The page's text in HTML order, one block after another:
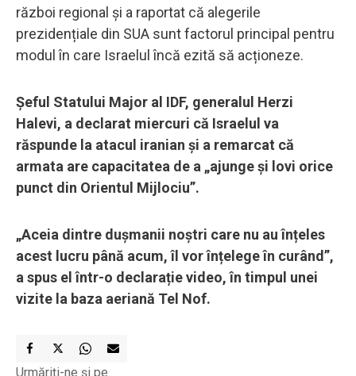
război regional și a raportat că alegerile
prezidențiale din SUA sunt factorul principal pentru
modul în care Israelul încă ezită să acționeze.
Șeful Statului Major al IDF, generalul Herzi
Halevi, a declarat miercuri că Israelul va
răspunde la atacul iranian și a remarcat că
armata are capacitatea de a „ajunge și lovi orice
punct din Orientul Mijlociu”.
„Aceia dintre dușmanii noștri care nu au înțeles
acest lucru până acum, îl vor înțelege în curând”,
a spus el într-o declarație video, în timpul unei
vizite la baza aeriană Tel Nof.
Urmăriți-ne și pe